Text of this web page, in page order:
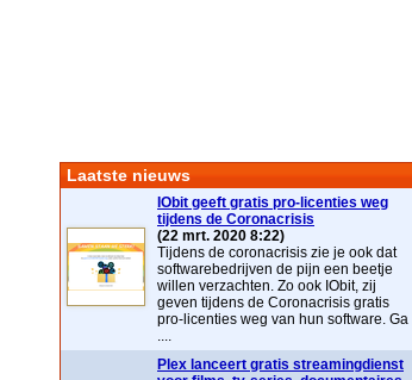
Laatste nieuws
IObit geeft gratis pro-licenties weg
tijdens de Coronacrisis
(22 mrt. 2020 8:22)
Tijdens de coronacrisis zie je ook dat
softwarebedrijven de pijn een beetje
willen verzachten. Zo ook IObit, zij
geven tijdens de Coronacrisis gratis
pro-licenties weg van hun software. Ga
....
Plex lanceert gratis streamingdienst